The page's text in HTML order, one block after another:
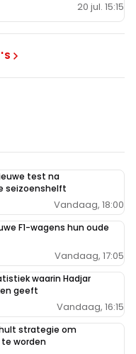
20 jul. 15:15
test na
seizoenshelft
Vandaag, 18:00
F1-wagens hun oude
Vandaag, 17:05
waarin Hadjar
geeft
Vandaag, 16:15
strategie om
worden